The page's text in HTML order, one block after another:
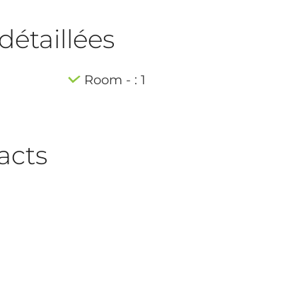
Room - : 1